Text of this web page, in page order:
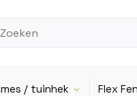
/ tuinhek Flex